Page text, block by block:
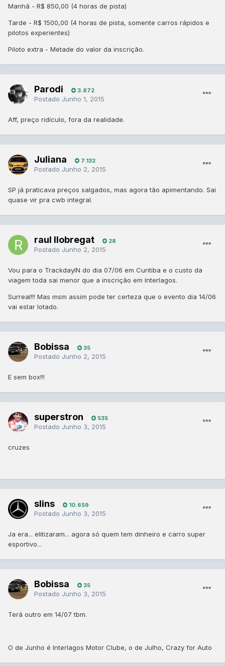
Manhã - R$ 850,00 (4 horas de pista)
Tarde - R$ 1500,00 (4 horas de pista, somente carros rápidos e
pilotos experientes)
Piloto extra - Metade do valor da inscrição.
Parodi 3.872
Postado Junho 1, 2015
Aff, preço ridículo, fora da realidade.
Juliana 7.132
Postado Junho 2, 2015
SP já praticava preços salgados, mas agora tão apimentando. Sai
quase vir pra cwb integral.
raul llobregat 28
Postado Junho 2, 2015
Vou para o TrackdayIN do dia 07/06 em Curitiba e o custo da
viagem toda sai menor que a inscrição em Interlagos.
Surreal!!! Mas msm assim pode ter certeza que o evento dia 14/06
vai estar lotado.
Bobissa 35
Postado Junho 2, 2015
E sem box!!!
superstron 535
Postado Junho 3, 2015
cruzes
slins 10.659
Postado Junho 3, 2015
Ja era... elitizaram... agora só quem tem dinheiro e carro super
esportivo...
Bobissa 35
Postado Junho 3, 2015
Terá outro em 14/07 tbm.
O de Junho é Interlagos Motor Clube, o de Julho, Crazy for Auto